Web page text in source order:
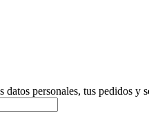
datos personales, tus pedidos y